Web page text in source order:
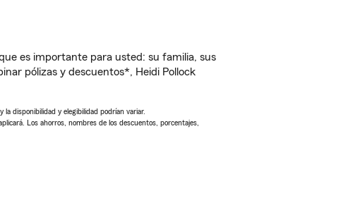
es importante para usted: su familia, sus
pólizas y descuentos*, Heidi Pollock
disponibilidad y elegibilidad podrían variar.
Los ahorros, nombres de los descuentos, porcentajes,